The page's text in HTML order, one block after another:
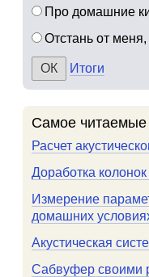
Про домашние
Отстань от
Итоги
Самое читаемые
Расчет
Доработка
Измерение
домашних
Акустическая
Сабвуфер своими